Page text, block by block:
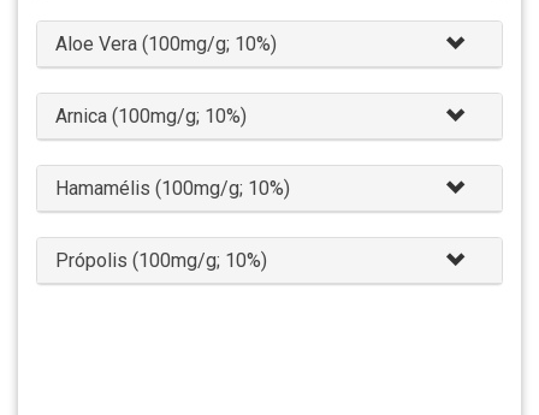
Aloe Vera (100mg/g; 10%)
Arnica (100mg/g; 10%)
Hamamélis (100mg/g; 10%)
Própolis (100mg/g; 10%)